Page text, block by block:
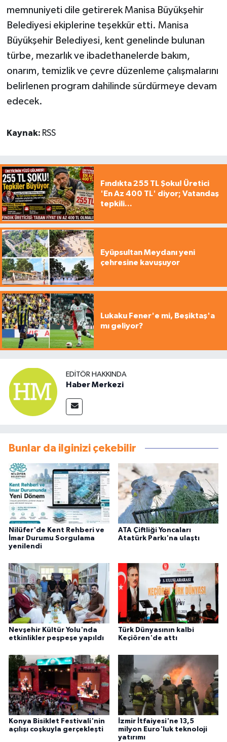
memnuniyeti dile getirerek Manisa Büyükşehir
Belediyesi ekiplerine teşekkür etti. Manisa
Büyükşehir Belediyesi, kent genelinde bulunan
türbe, mezarlık ve ibadethanelerde bakım,
onarım, temizlik ve çevre düzenleme çalışmalarını
belirlenen program dahilinde sürdürmeye devam
edecek.
Kaynak: RSS
Fındıkta 255 TL Şoku! Üretici
'En Az 400 TL' diyor; Vatandaş
tepkili...
Eyüpsultan Meydanı yeni
çehresine kavuşuyor
Lukaku Fener'e mi, Beşiktaş'a
mı geliyor?
EDITÖR HAKKINDA
Haber Merkezi
Bunlar da ilginizi çekebilir
Nilüfer'de Kent Rehberi ve
İmar Durumu Sorgulama
yenilendi
ATA Çiftliği Yoncaları
Atatürk Parkı'na ulaştı
Nevşehir Kültür Yolu'nda
etkinlikler peşpeşe yapıldı
Türk Dünyasının kalbi
Keçiören'de attı
Konya Bisiklet Festivali'nin
açılışı coşkuyla gerçekleşti
İzmir İtfaiyesi'ne 13,5
milyon Euro'luk teknoloji
yatırımı